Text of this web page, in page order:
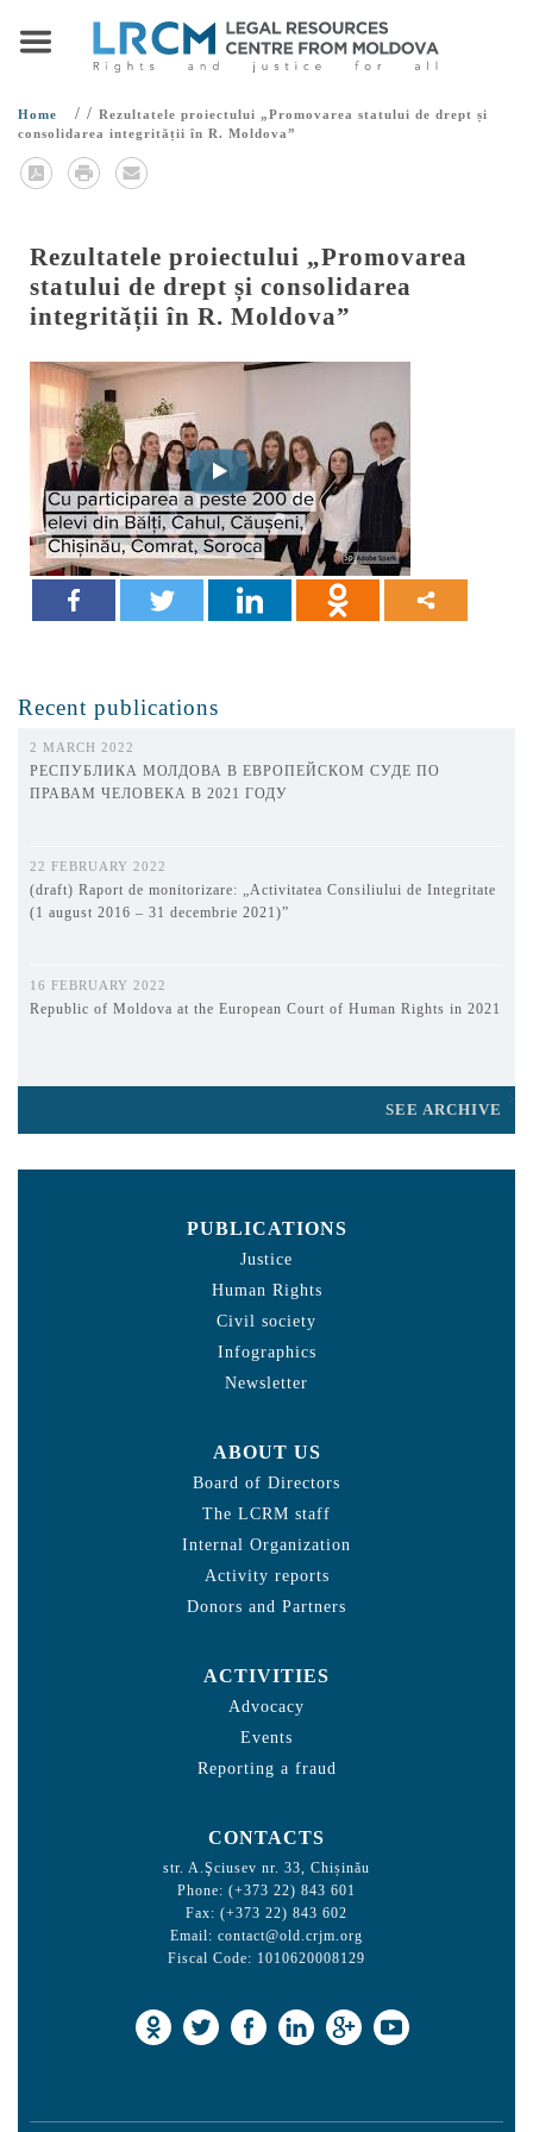
Home / / Rezultatele proiectului „Promovarea statului de drept și
consolidarea integrității în R. Moldova”
Rezultatele proiectului „Promovarea
statului de drept și consolidarea
integrității în R. Moldova”
Recent publications
2 MARCH 2022
РЕСПУБЛИКА МОЛДОВА В ЕВРОПЕЙСКОМ СУДЕ ПО
ПРАВАМ ЧЕЛОВЕКА В 2021 ГОДУ
22 FEBRUARY 2022
(draft) Raport de monitorizare: „Activitatea Consiliului de Integritate
(1 august 2016 – 31 decembrie 2021)”
16 FEBRUARY 2022
Republic of Moldova at the European Court of Human Rights in 2021
SEE ARCHIVE
PUBLICATIONS
Justice
Human Rights
Civil society
Infographics
Newsletter
ABOUT US
Board of Directors
The LCRM staff
Internal Organization
Activity reports
Donors and Partners
ACTIVITIES
Advocacy
Events
Reporting a fraud
CONTACTS
str. A.Şciusev nr. 33, Chișinău
Phone: (+373 22) 843 601
Fax: (+373 22) 843 602
Email: contact@old.crjm.org
Fiscal Code: 1010620008129